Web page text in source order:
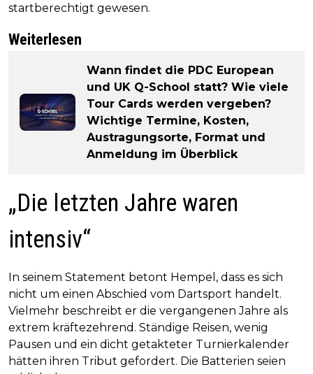
startberechtigt gewesen.
Weiterlesen
Wann findet die PDC European
und UK Q-School statt? Wie viele
Tour Cards werden vergeben?
Wichtige Termine, Kosten,
Austragungsorte, Format und
Anmeldung im Überblick
„Die letzten Jahre waren
intensiv“
In seinem Statement betont Hempel, dass es sich
nicht um einen Abschied vom Dartsport handelt.
Vielmehr beschreibt er die vergangenen Jahre als
extrem kräftezehrend. Ständige Reisen, wenig
Pausen und ein dicht getakteter Turnierkalender
hätten ihren Tribut gefordert. Die Batterien seien